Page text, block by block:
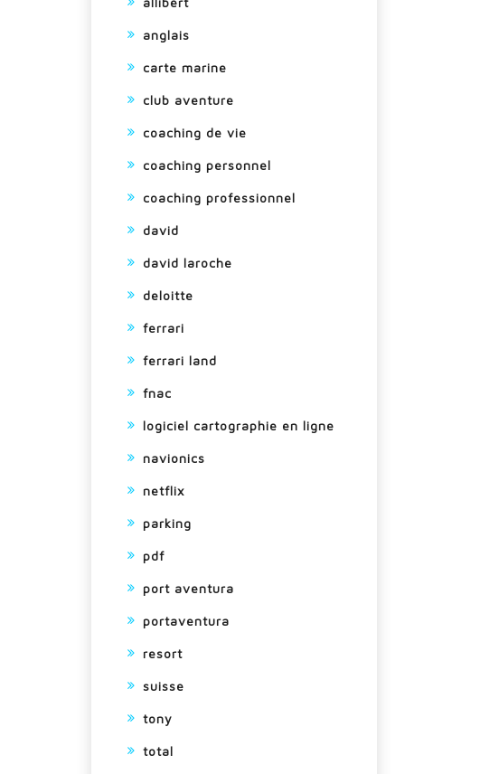
anglais
carte marine
club aventure
coaching de vie
coaching personnel
coaching professionnel
david
david laroche
deloitte
ferrari
ferrari land
fnac
logiciel cartographie en ligne
navionics
netflix
parking
pdf
port aventura
portaventura
resort
suisse
tony
total